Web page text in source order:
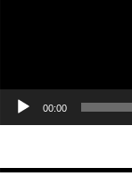
00:00